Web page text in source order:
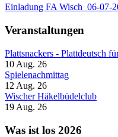
Einladung FA Wisch_06-07-
Veranstaltungen
Plattsnackers - Plattdeutsch
10 Aug. 26
Spielenachmittag
12 Aug. 26
Wischer Häkelbüdelclub
19 Aug. 26
Was ist los 2026